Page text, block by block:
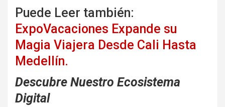
Puede Leer también:
ExpoVacaciones Expande su
Magia Viajera Desde Cali Hasta
Medellín.
Descubre Nuestro Ecosistema
Digital